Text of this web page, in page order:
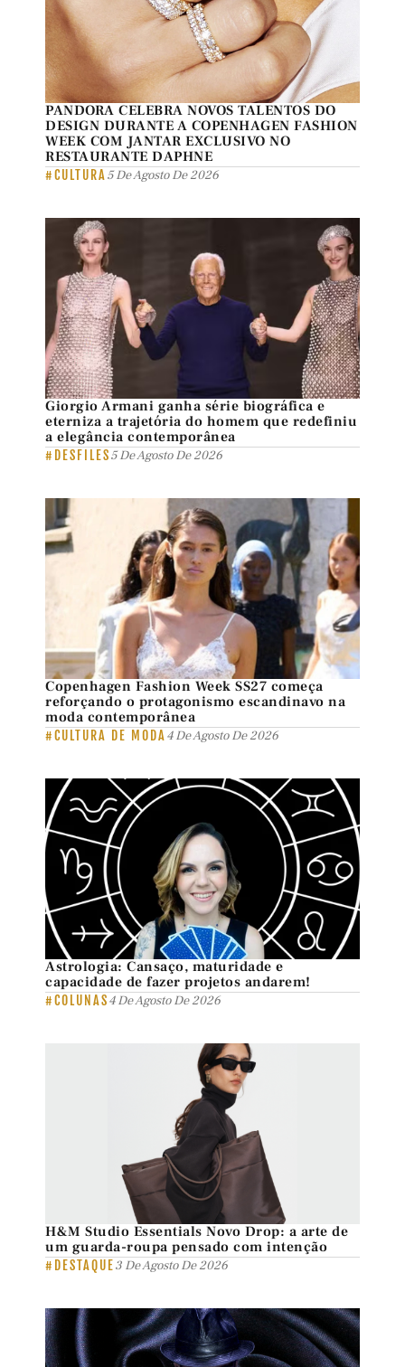
PANDORA CELEBRA NOVOS TALENTOS DO
DESIGN DURANTE A COPENHAGEN FASHION
WEEK COM JANTAR EXCLUSIVO NO
RESTAURANTE DAPHNE
#CULTURA5 De Agosto De 2026
Giorgio Armani ganha série biográfica e
eterniza a trajetória do homem que redefiniu
a elegância contemporânea
#DESFILES5 De Agosto De 2026
Copenhagen Fashion Week SS27 começa
reforçando o protagonismo escandinavo na
moda contemporânea
#CULTURA DE MODA4 De Agosto De 2026
Astrologia: Cansaço, maturidade e
capacidade de fazer projetos andarem!
#COLUNAS4 De Agosto De 2026
H&M Studio Essentials Novo Drop: a arte de
um guarda-roupa pensado com intenção
#DESTAQUE3 De Agosto De 2026